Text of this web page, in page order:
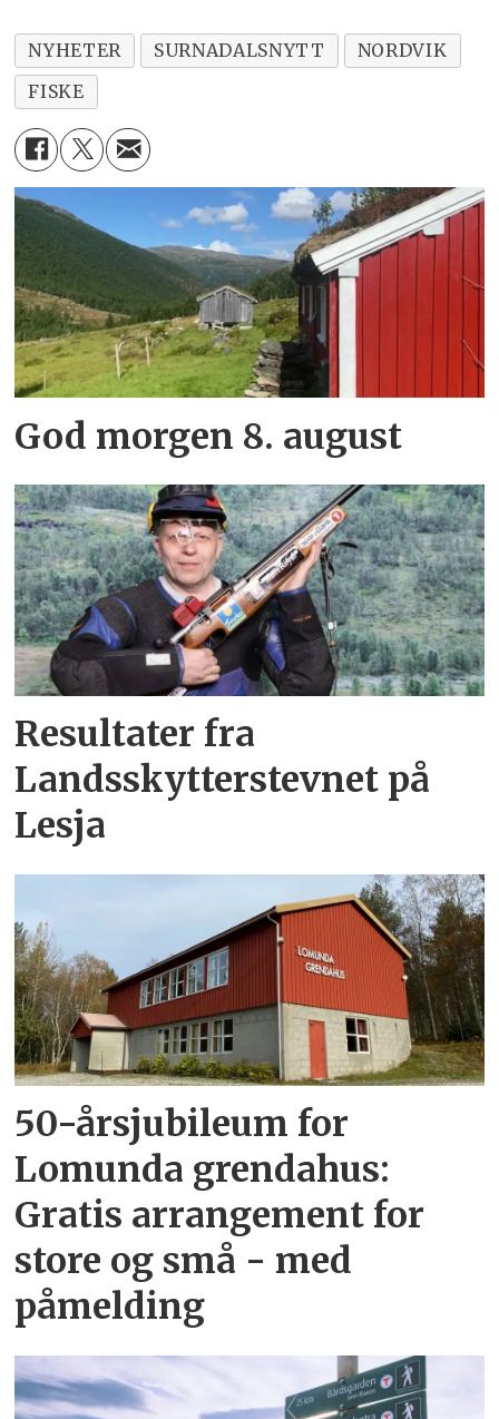
NYHETER SURNADALSNYTT
NORDVIK
FISKE
God morgen 8. august
Resultater fra
Landsskytterstevnet på
Lesja
50-årsjubileum for
Lomunda grendahus:
Gratis arrangement for
store og små - med
påmelding